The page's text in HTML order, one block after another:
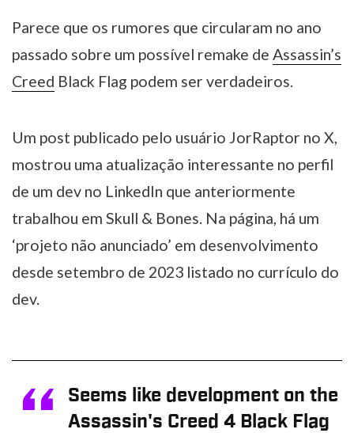
Parece que os rumores que circularam no ano
passado sobre um possível remake de Assassin’s
Creed Black Flag podem ser verdadeiros.
Um post publicado pelo usuário JorRaptor no X,
mostrou uma atualização interessante no perfil
de um dev no LinkedIn que anteriormente
trabalhou em Skull & Bones. Na página, há um
‘projeto não anunciado’ em desenvolvimento
desde setembro de 2023 listado no currículo do
dev.
Seems like development on the
Assassin's Creed 4 Black Flag